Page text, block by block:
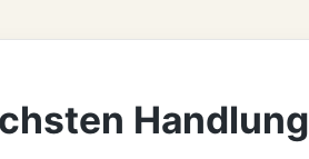
Handlung